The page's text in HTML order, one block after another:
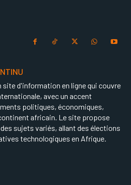
d'information en ligne qui couvre
avec un accent
politiques, économiques,
africain. Le site propose
sujets variés, allant des élections
technologiques en Afrique.